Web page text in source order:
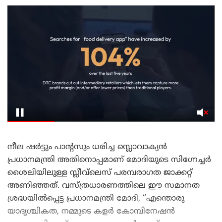
നീല ഷർട്ടും പാന്റസും ധരിച്ച സ്ലൊവാക്യൻ
പ്രധാനമന്ത്രി അതിനൊപ്പമാണ് മോദിയുടെ സിഗ്നേച്ചർ
ശൈലിയിലുള്ള സ്ലീവ്‌ലെസ് പരമ്പരാഗത ജാക്കറ്റ്
അണിഞ്ഞത്. വസ്ത്രധാരണത്തിലെ ഈ സമാനത
ശ്രദ്ധയിൽപ്പെട്ട പ്രധാനമന്ത്രി മോദി, “എന്തൊരു
യാദൃശ്ചികത, നമ്മുടെ കളർ കോമ്പിനേഷൻ